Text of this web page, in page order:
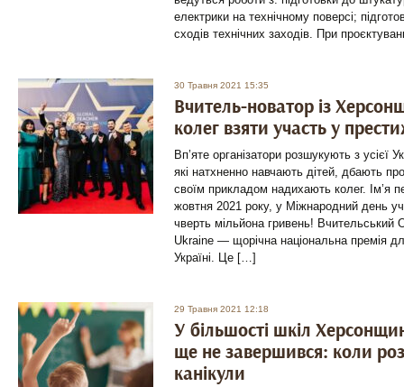
електрики на технічному поверсі;
сходів технічних заходів. При
30 Травня 2021 15:35
Вчитель-новатор із
колег взяти участь у
Вп’яте організатори розшукують з усієї
які натхненно навчають дітей, дбають про
своїм прикладом надихають колег. Ім’я
жовтня 2021 року, у Міжнародний день
чверть мільйона гривень! Вчительський
Ukraine — щорічна національна премія
Україні. Це […]
29 Травня 2021 12:18
У більшості шкіл
ще не завершився: коли
канікули